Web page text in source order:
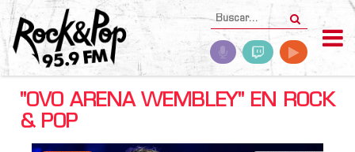
"OVO ARENA WEMBLEY" EN ROCK
& POP